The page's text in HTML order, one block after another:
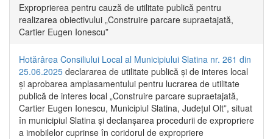
Exproprierea pentru cauză de utilitate publică pentru
realizarea obiectivului „Construire parcare supraetajată,
Cartier Eugen Ionescu”
Hotărârea Consiliului Local al Municipiului Slatina nr. 261 din
25.06.2025 declararea de utilitate publică și de interes local
și aprobarea amplasamentului pentru lucrarea de utilitate
publică de interes local „Construire parcare supraetajată,
Cartier Eugen Ionescu, Municipiul Slatina, Județul Olt”, situat
în municipiul Slatina și declanșarea procedurii de expropriere
a imobilelor cuprinse în coridorul de expropriere